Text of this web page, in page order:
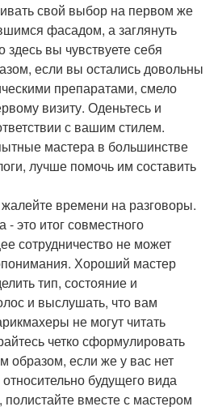
свой выбор на первом же
фасадом, а заглянуть
здесь вы чувствуете себя
если вы остались довольны
препаратами, смело
визиту. Оденьтесь и
с вашим стилем.
мастера в большинстве
лучше помочь им составить
времени на разговоры.
это итог совместного
сотрудничество не может
Хороший мастер
тип, состояние и
и выслушать, что вам
не могут читать
четко сформулировать
образом, если же у вас нет
будущего вида
полистайте вместе с мастером